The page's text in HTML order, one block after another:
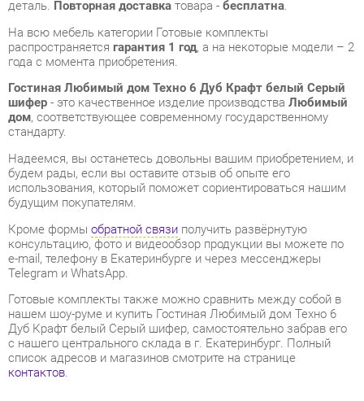
Гостиная Любимый дом Техно 6 Дуб Крафт белый Серый
шифер
- это качественное изделие производства
дом, соответствующее современному государственному
стандарту.
Надеемся, вы останетесь довольны вашим приобретением, и
будем рады, если вы оставите отзыв об опыте его
использования, который поможет сориентироваться нашим
будущим покупателям.
консультацию, фото и видеообзор продукции вы можете по
e-mail, телефону в Екатеринбурге и через мессенджеры
Telegram и WhatsApp.
нашем шоу-руме и купить Гостиная Любимый дом Техно 6
Дуб Крафт белый Серый шифер, самостоятельно забрав его
с нашего центрального склада в г. Екатеринбург. Полный
список адресов и магазинов смотрите на странице
Материал
Стекло
Цвет
Дуб крафт белый/серый шифер
Стиль интерьера